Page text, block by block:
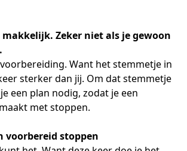
Zeker niet als je gewoon
Want het stemmetje in
sterker dan jij. Om dat stemmetje
een plan nodig, zodat je een
met stoppen.
voorbereid stoppen